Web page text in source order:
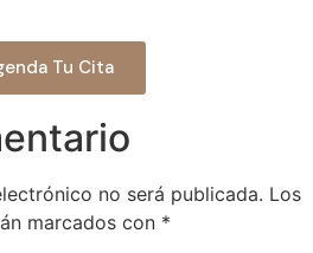
Tu Cita
no será publicada. Los
marcados con *